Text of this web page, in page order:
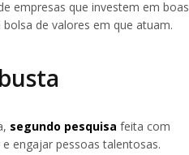
empresas que investem em boas
de valores em que atuam.
segundo pesquisa feita com
engajar pessoas talentosas.